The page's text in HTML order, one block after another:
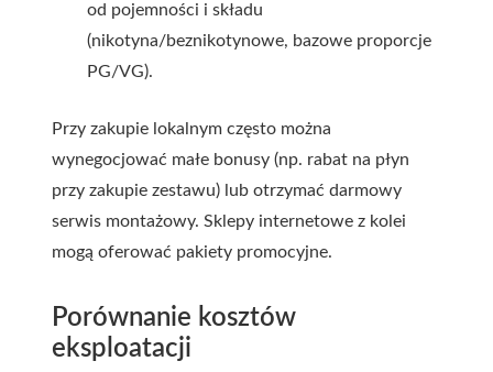
od pojemności i składu
(nikotyna/beznikotynowe, bazowe proporcje
PG/VG).
Przy zakupie lokalnym często można
wynegocjować małe bonusy (np. rabat na płyn
przy zakupie zestawu) lub otrzymać darmowy
serwis montażowy. Sklepy internetowe z kolei
mogą oferować pakiety promocyjne.
Porównanie kosztów
eksploatacji